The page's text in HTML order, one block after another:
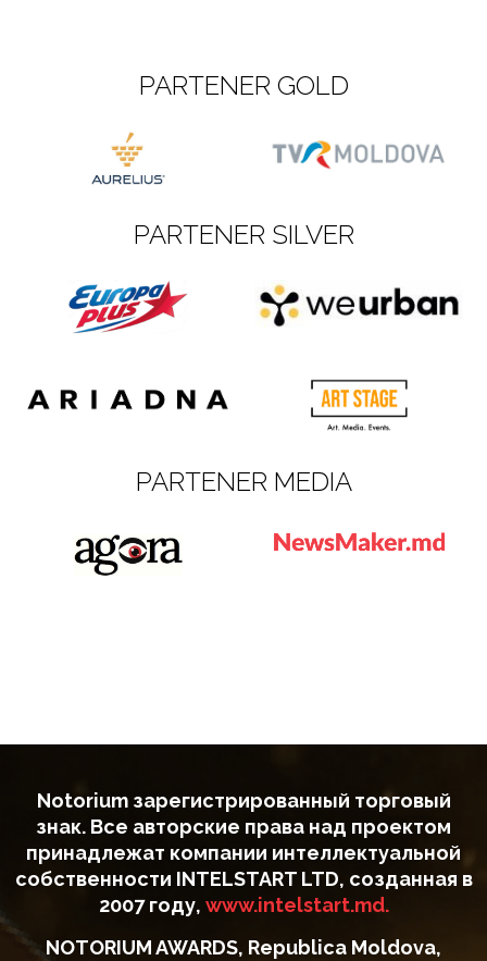
PARTENER GOLD
PARTENER SILVER
PARTENER MEDIA
Notorium зарегистрированный торговый
знак. Все авторские права над проектом
принадлежат компании интеллектуальной
собственности INTELSTART LTD, созданная в
2007 году, www.intelstart.md.
NOTORIUM AWARDS, Republica Moldova,